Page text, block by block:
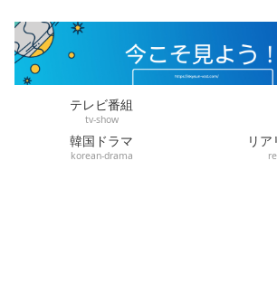
テレビ番組
tv-show
韓国ドラマ
korean-drama
リア